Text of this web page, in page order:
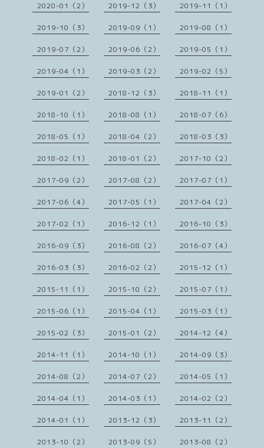
2020-01（2） 2019-12（3） 2019-11（1）
2019-10（3） 2019-09（1） 2019-08（1）
2019-07（2） 2019-06（2） 2019-05（1）
2019-04（1） 2019-03（2） 2019-02（5）
2019-01（2） 2018-12（3） 2018-11（1）
2018-10（1） 2018-08（1） 2018-07（6）
2018-05（1） 2018-04（2） 2018-03（3）
2018-02（1） 2018-01（2） 2017-10（2）
2017-09（2） 2017-08（2） 2017-07（1）
2017-06（4） 2017-05（1） 2017-04（2）
2017-02（1） 2016-12（1） 2016-10（3）
2016-09（3） 2016-08（2） 2016-07（4）
2016-03（3） 2016-02（2） 2015-12（1）
2015-11（1） 2015-10（2） 2015-07（1）
2015-06（1） 2015-04（1） 2015-03（1）
2015-02（3） 2015-01（2） 2014-12（4）
2014-11（1） 2014-10（1） 2014-09（3）
2014-08（2） 2014-07（2） 2014-05（1）
2014-04（1） 2014-03（1） 2014-02（2）
2014-01（1） 2013-12（3） 2013-11（2）
2013-10（2） 2013-09（5） 2013-08（2）